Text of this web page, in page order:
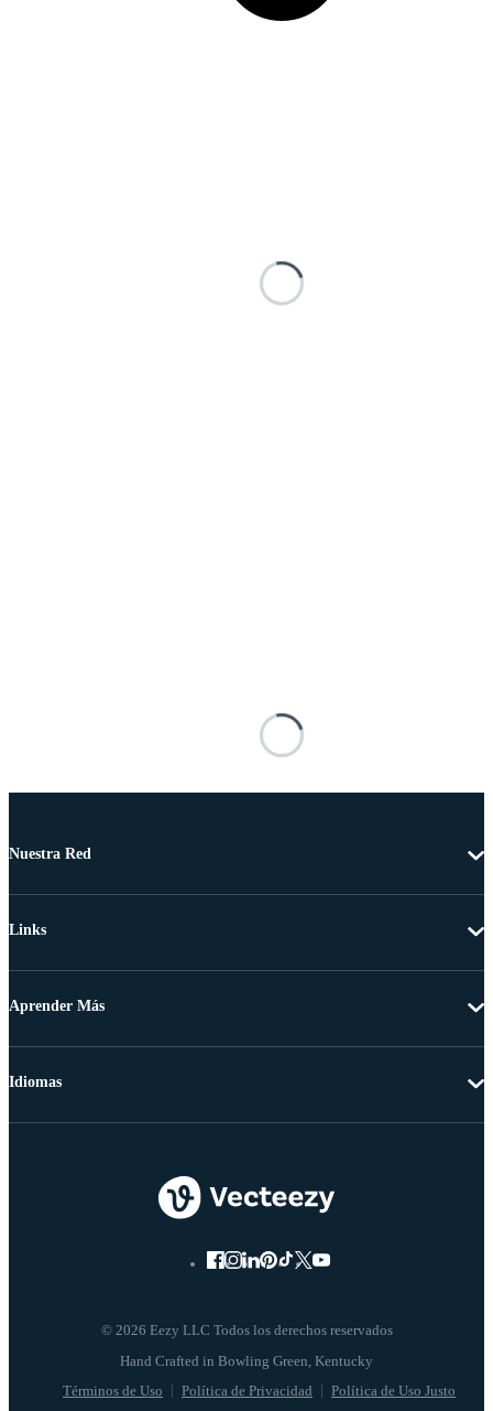
Nuestra Red
Links
Aprender Más
© 2026 Eezy LLC Todos los derechos reservados
Términos de Uso Política de Privacidad Política de Uso Justo
Idiomas